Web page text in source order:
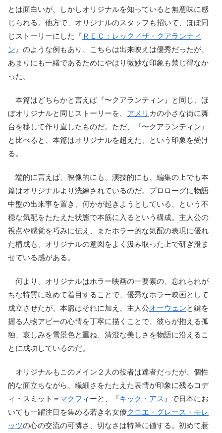
とは面白いが、しかしオリジナルを知っていると無意味に感
じられる。他方で、オリジナルのスタッフも招いて、ほぼ同
じストーリーにした『 ＲＥＣ：レック／ザ・クアランティ
ン 』のような例もあり、こちらは出来映えは優秀だったが、
あまりにも一緒であるためにやはり微妙な印象も禁じ得なか
った。
本篇はどちらかと言えば『〜クアランティン』と同じ、ほ
ぼオリジナルと同じストーリーを、 アメリ カの小さな街に舞
台を移して作り直したものだ。ただ、『〜クアランティン』
と比べると、本篇はオリジナルを超えた、という印象を受け
る。
端的に言えば、映像的にも、演技的にも、編集の上でも本
篇はオリジナルより洗練されているのだ。プロローグに物語
中盤の出来事を置き、何かが起きようとしている、という不
穏な気配をたたえた状態で本筋に入るという構成。主人公の
視点や感覚を巧みに伝え、またホラー的な気配の表現に優れ
た構成も、オリジナルの意図をよく汲み取った上で研ぎ澄ま
せている感がある。
何より、オリジナルはホラー映画の一要素の、忘れられが
ちな特質に改めて着目することで、優秀なホラー映画として
成立させたが、本篇はそれに加え、主人公オーウェンと鍵を
握る人物アビーの心情を丁寧に描くことで、彼らが抱える孤
独、哀しみを雪景色と重ね、清澄な美しさを物語に沿えるこ
とに成功しているのだ。
オリジナルもこのメイン２人の役者は達者だったが、個性
的な面立ちながら、繊細さをたたえた表情が印象に残るコデ
ィ・スミット＝ マクフィ ーと、『キック・アス 』で日本にお
いても一躍注目を集める若き名女優クロエ・グレース・モレ
ッツの心の交流の可憐さ、切なさは特筆に値する。初めて惹